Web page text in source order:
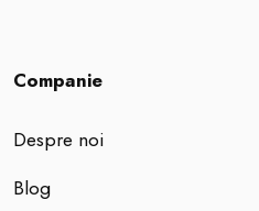
Companie
Despre noi
Blog